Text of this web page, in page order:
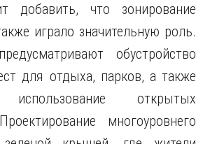
добавить, что зонирование
играло значительную роль.
обустройство
для отдыха, парков, а также
использование открытых
многоуровнего